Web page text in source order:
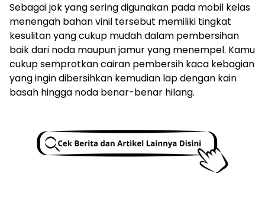
Sebagai jok yang sering digunakan pada mobil kelas
menengah bahan vinil tersebut memiliki tingkat
kesulitan yang cukup mudah dalam pembersihan
baik dari noda maupun jamur yang menempel. Kamu
cukup semprotkan cairan pembersih kaca kebagian
yang ingin dibersihkan kemudian lap dengan kain
basah hingga noda benar-benar hilang.